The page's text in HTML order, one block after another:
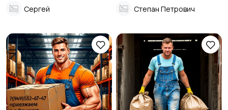
Сергей Степан Петрович